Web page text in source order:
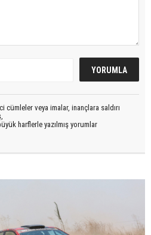
cümleler veya imalar, inançlara saldırı
harflerle yazılmış yorumlar